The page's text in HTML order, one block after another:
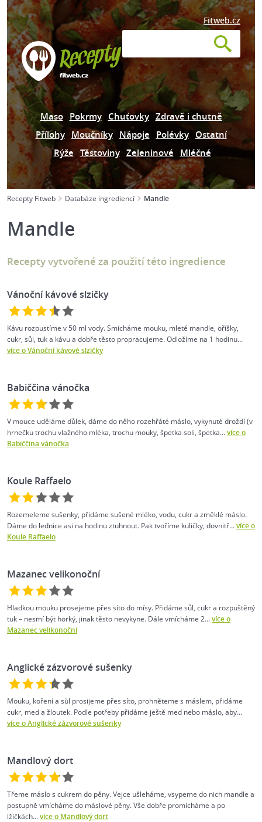
Fitweb.cz
Maso Pokrmy Chuťovky Zdravě i chutně
Přílohy Moučníky Nápoje Polévky Ostatní
Rýže Těstoviny Zeleninové Mléčné
Recepty Fitweb Databáze ingrediencí Mandle
Mandle
Recepty vytvořené za použití této ingredience
Vánoční kávové slzičky
Kávu rozpustíme v 50 ml vody. Smícháme mouku, mleté mandle, oříšky,
cukr, sůl, tuk a kávu a dobře těsto propracujeme. Odložíme na 1 hodinu...
více o Vánoční kávové slzičky
Babiččina vánočka
V mouce uděláme důlek, dáme do něho rozehřáté máslo, vykynuté droždí (v
hrnečku trochu vlažného mléka, trochu mouky, špetka soli, špetka...více o
Babiččina vánočka
Koule Raffaelo
Rozemeleme sušenky, přidáme sušené mléko, vodu, cukr a změklé máslo.
Dáme do lednice asi na hodinu ztuhnout. Pak tvoříme kuličky, dovnitř...více o
Koule Raffaelo
Mazanec velikonoční
Hladkou mouku prosejeme přes síto do mísy. Přidáme sůl, cukr a rozpuštěný
tuk – nesmí být horký, jinak těsto nevykyne. Dále vmícháme 2...více o
Mazanec velikonoční
Anglické zázvorové sušenky
Mouku, koření a sůl prosijeme přes síto, prohněteme s máslem, přidáme
cukr, med a žloutek. Podle potřeby přidáme ještě med nebo máslo, aby...
více o Anglické zázvorové sušenky
Mandlový dort
Třeme máslo s cukrem do pěny. Vejce ušleháme, vsypeme do nich mandle a
postupně vmícháme do máslové pěny. Vše dobře promícháme a po
lžičkách...více o Mandlový dort